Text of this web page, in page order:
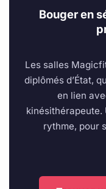
Bouger en
Les salles
diplômés d’État,
en lien
kinésithérapeute.
rythme, pour